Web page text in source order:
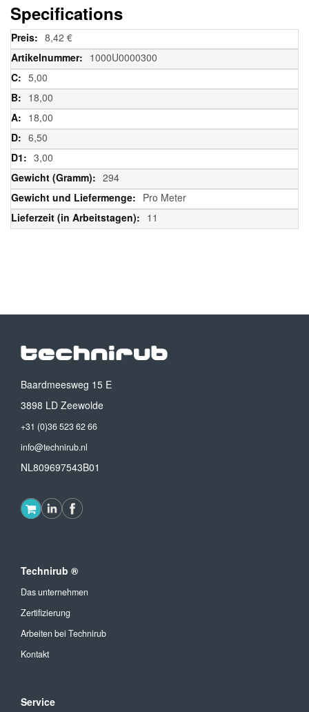
Specifications
Weitere
Informationen
8,42 €
1000U0000300
5,00
18,00
18,00
6,50
3,00
294
Pro Meter
11
Baardmeesweg 15 E
3898 LD Zeewolde
+31 (0)36 523 62 66
info@technirub.nl
NL809697543B01
Technirub ®
Das unternehmen
Zertifizierung
Arbeiten bei Technirub
Kontakt
Service